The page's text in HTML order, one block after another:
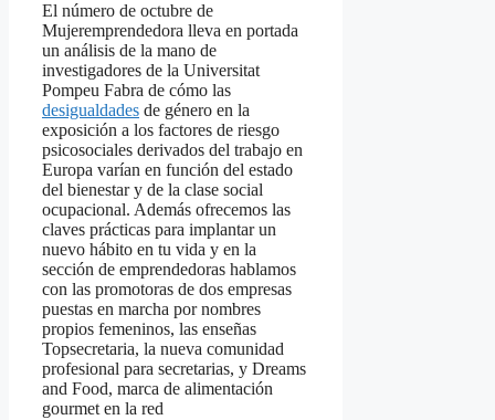
El número de octubre de
Mujeremprendedora lleva en portada
un análisis de la mano de
investigadores de la Universitat
Pompeu Fabra de cómo las
desigualdades de género en la
exposición a los factores de riesgo
psicosociales derivados del trabajo en
Europa varían en función del estado
del bienestar y de la clase social
ocupacional. Además ofrecemos las
claves prácticas para implantar un
nuevo hábito en tu vida y en la
sección de emprendedoras hablamos
con las promotoras de dos empresas
puestas en marcha por nombres
propios femeninos, las enseñas
Topsecretaria, la nueva comunidad
profesional para secretarias, y Dreams
and Food, marca de alimentación
gourmet en la red